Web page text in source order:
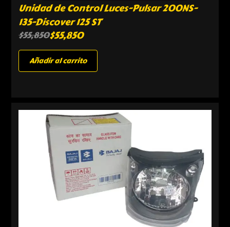
Unidad de Control Luces-Pulsar 200NS-
135-Discover 125 ST
$55,850$55,850
Añadir al carrito